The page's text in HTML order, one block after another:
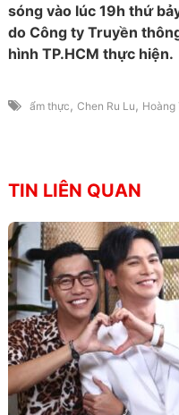
sóng vào lúc 19h thứ
do Công ty Truyền
hình TP.HCM thực hiện.
ẩm thực , Chen Ru Lu , Hoàng
TIN LIÊN QUAN